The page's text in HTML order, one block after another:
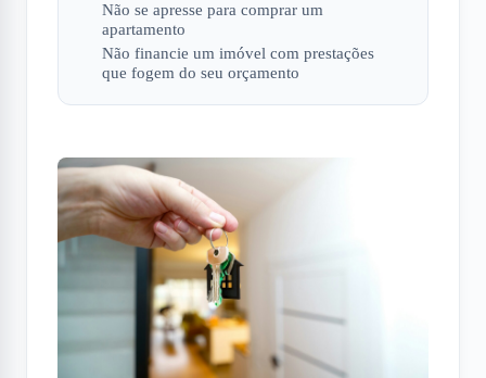
Não se apresse para comprar um
apartamento
Não financie um imóvel com prestações
que fogem do seu orçamento